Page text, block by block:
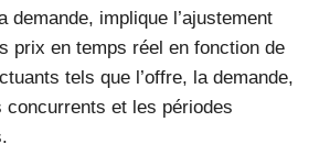
demande, implique l’ajustement
prix en temps réel en fonction de
tels que l’offre, la demande,
concurrents et les périodes